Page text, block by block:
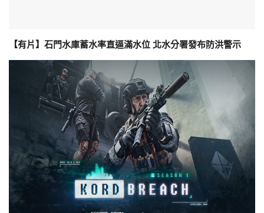
【有片】石門水庫蓄水率直逼滿水位 北水分署發布防洪警示